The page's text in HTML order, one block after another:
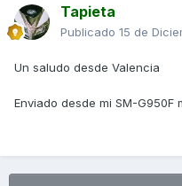
Tapieta
Publicado 15 de
Un saludo desde Valencia
Enviado desde mi SM-G950F